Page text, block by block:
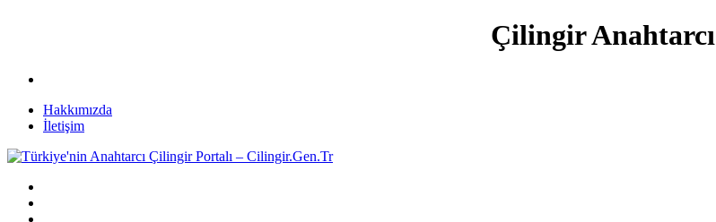
Çilingir Anahtarcı
Hakkımızda
İletişim